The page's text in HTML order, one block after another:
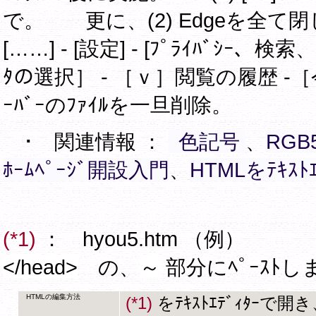
で。 更に、(2) Edgeを全て閉
[……] - [設定] - [ﾌﾟﾗｲﾊﾞｼｰ、検索
ﾀの選択］ - ［ｖ］閲覧の履歴
ｰﾊﾞｰのﾌｧｲﾙを一旦削除。
･ 関連情報 ： 色記号 、
ﾎｰﾑﾍﾟｰｼﾞ開設入門、HTMLをﾃｷｽ
(*1) ： hyou5.htm
</head>の、 ～ 部分にﾍﾟｰｽﾄし
HTMLの編集方法 (*1) をﾃｷｽﾄｴﾃﾞｨﾀｰで開